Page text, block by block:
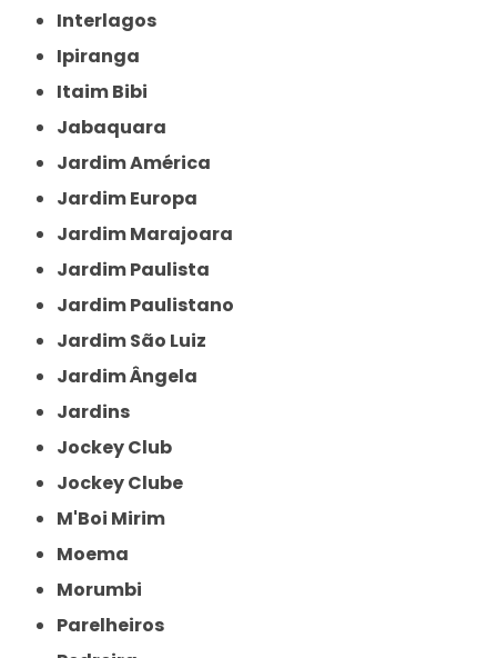
Interlagos
Ipiranga
Itaim Bibi
Jabaquara
Jardim América
Jardim Europa
Jardim Marajoara
Jardim Paulista
Jardim Paulistano
Jardim São Luiz
Jardim Ângela
Jardins
Jockey Club
Jockey Clube
M'Boi Mirim
Moema
Morumbi
Parelheiros